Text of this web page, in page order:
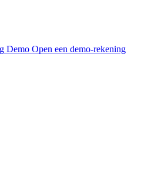
Demo Open een demo-rekening